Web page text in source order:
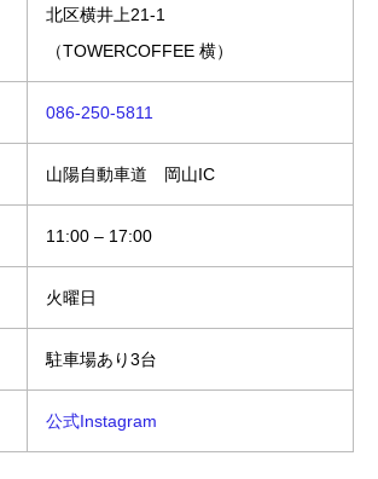
北区横井上21-1
（TOWERCOFFEE 横）
086-250-5811
山陽自動車道 岡山IC
11:00 – 17:00
火曜日
駐車場あり3台
公式Instagram